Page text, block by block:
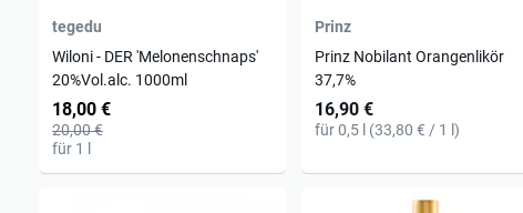
tegedu
Wiloni - DER 'Melonenschnaps'
20%Vol.alc. 1000ml
18,00 €
20,00 €
für 1 l
Prinz
Prinz Nobilant Orangenlikör
37,7%
16,90 €
für 0,5 l (33,80 € / 1 l)